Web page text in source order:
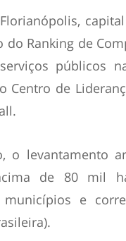
do Ranking de
públicos
Centro de
o levantamento
de 80 mil
e